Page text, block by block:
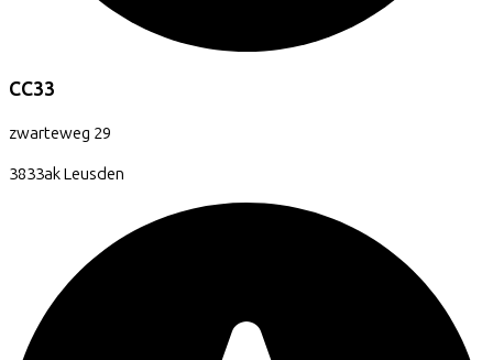
CC33
zwarteweg 29
3833akLeusden